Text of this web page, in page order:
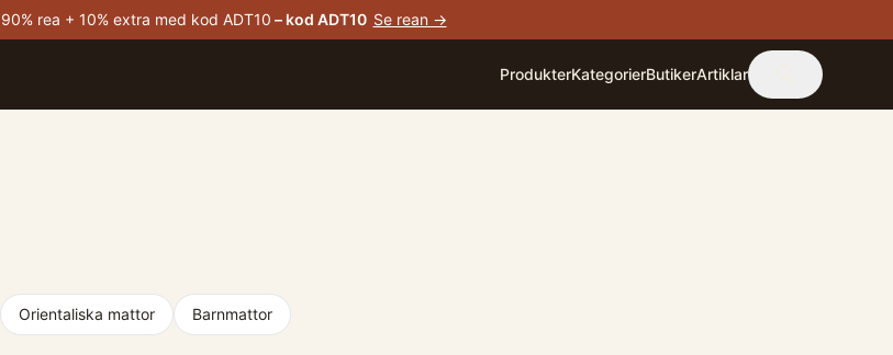
rea + 10% extra med kod ADT10 – kod ADT10 Se rean →
ProdukterKategorierButikerArtiklar
Orientaliska mattor Barnmattor